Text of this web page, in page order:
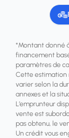
*Montant donné
financement
paramètres de
Cette estimation
varier selon la
annexes et la
L’emprunteur
vente est
pas obtenu, le
Un crédit vous